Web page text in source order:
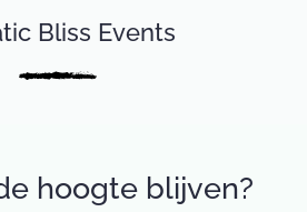
Bliss Events
hoogte blijven?